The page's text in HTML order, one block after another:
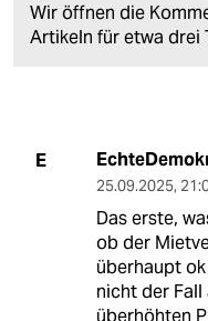
Wir öffnen die
Artikeln für etwa drei
E
25.09.2025,
Das erste,
ob der
überhaupt
nicht der Fall
überhöhten